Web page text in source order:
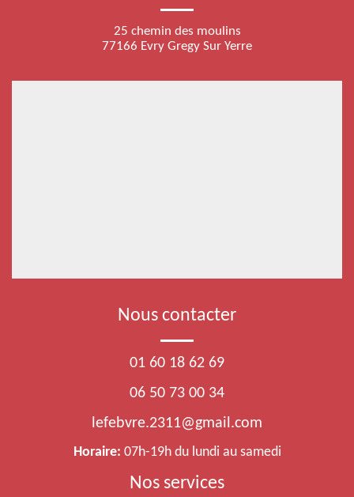
25 chemin des moulins
77166 Evry Gregy Sur Yerre
Nous contacter
01 60 18 62 69
06 50 73 00 34
lefebvre.2311@gmail.com
Horaire: 07h-19h du lundi au samedi
Nos services